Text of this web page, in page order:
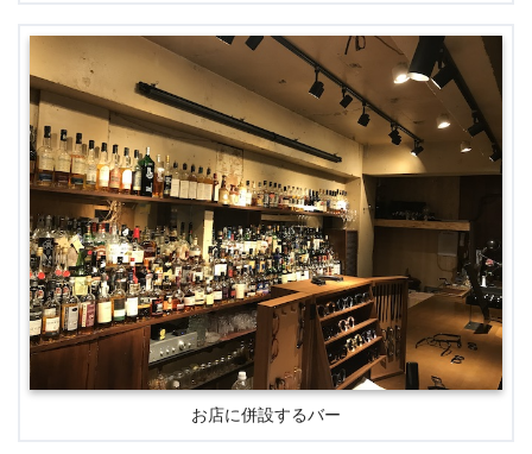
お店に併設するバー